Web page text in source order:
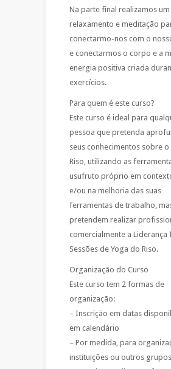
Na parte final realizamos um
relaxamento e meditação
conectarmo-nos com o
e conectarmos o corpo e a
energia positiva criada
exercícios.
Para quem é este curso?
Este curso é ideal para
pessoa que pretenda
seus conhecimentos sobre o
Riso, utilizando as
usufruto próprio em
e/ou na melhoria das suas
ferramentas de trabalho,
pretendem realizar
comercialmente a Liderança
Sessões de Yoga do Riso.
Organização do Curso
Este curso tem 2 formas de
organização:
– Inscrição em datas
em calendário
– Por medida, para
instituições ou outros